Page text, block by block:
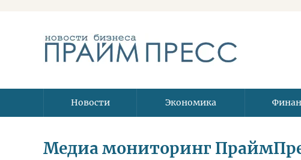
Новости Экономика
Медиа мониторинг